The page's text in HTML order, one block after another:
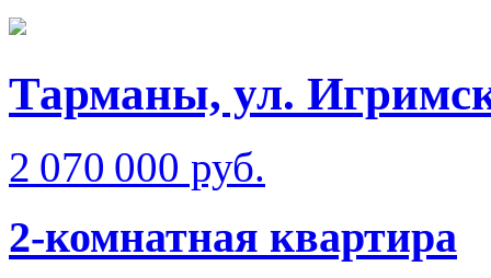
Тарманы, ул.
2 070 000 руб.
2-комнатная квартира